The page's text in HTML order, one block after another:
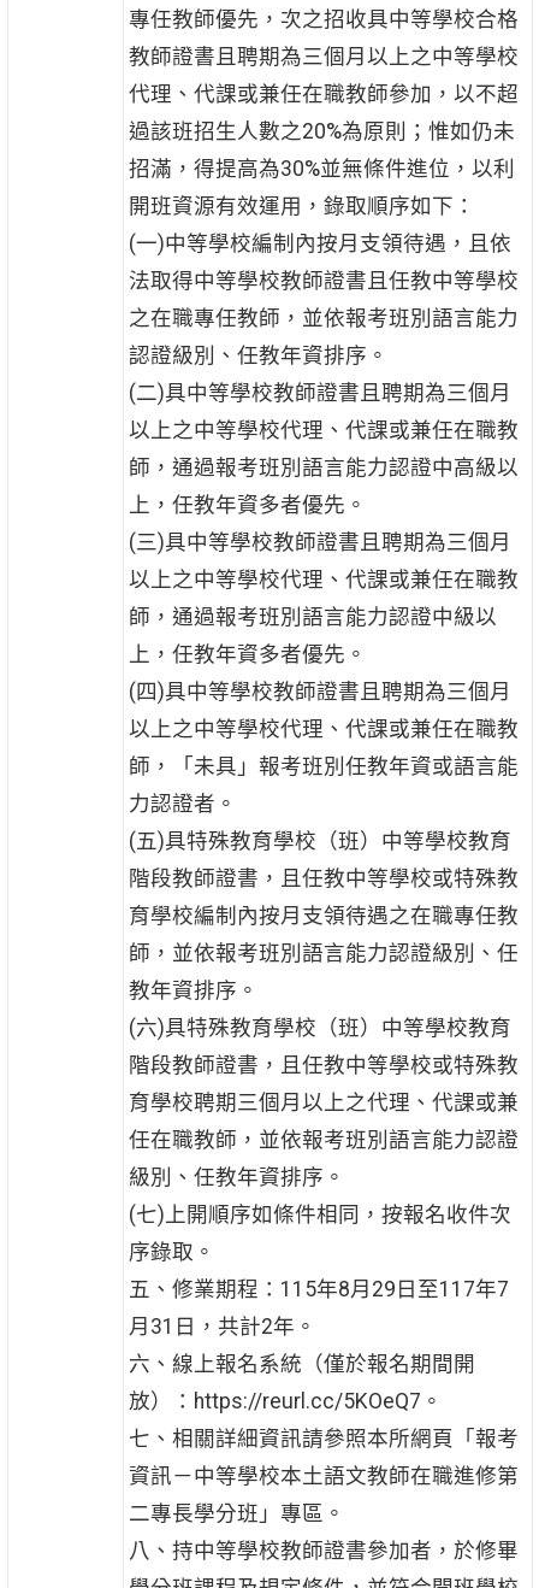
專任教師優先，次之招收具中等學校合格
教師證書且聘期為三個月以上之中等學校
代理、代課或兼任在職教師參加，以不超
過該班招生人數之20%為原則；惟如仍未
招滿，得提高為30%並無條件進位，以利
開班資源有效運用，錄取順序如下：
(一)中等學校編制內按月支領待遇，且依
法取得中等學校教師證書且任教中等學校
之在職專任教師，並依報考班別語言能力
認證級別、任教年資排序。
(二)具中等學校教師證書且聘期為三個月
以上之中等學校代理、代課或兼任在職教
師，通過報考班別語言能力認證中高級以
上，任教年資多者優先。
(三)具中等學校教師證書且聘期為三個月
以上之中等學校代理、代課或兼任在職教
師，通過報考班別語言能力認證中級以
上，任教年資多者優先。
(四)具中等學校教師證書且聘期為三個月
以上之中等學校代理、代課或兼任在職教
師，「未具」報考班別任教年資或語言能
力認證者。
(五)具特殊教育學校（班）中等學校教育
階段教師證書，且任教中等學校或特殊教
育學校編制內按月支領待遇之在職專任教
師，並依報考班別語言能力認證級別、任
教年資排序。
(六)具特殊教育學校（班）中等學校教育
階段教師證書，且任教中等學校或特殊教
育學校聘期三個月以上之代理、代課或兼
任在職教師，並依報考班別語言能力認證
級別、任教年資排序。
(七)上開順序如條件相同，按報名收件次
序錄取。
五、修業期程：115年8月29日至117年7
月31日，共計2年。
六、線上報名系統（僅於報名期間開
放）：https://reurl.cc/5KOeQ7。
七、相關詳細資訊請參照本所網頁「報考
資訊－中等學校本土語文教師在職進修第
二專長學分班」專區。
八、持中等學校教師證書參加者，於修畢